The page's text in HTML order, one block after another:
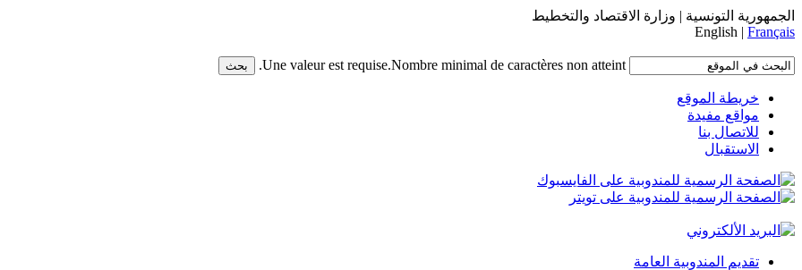
الجمهورية التونسية | وزارة الاقتصاد والتخطيط
English | Français
Une valeur est requise.Nombre minimal de caractères non atteint.
خريطة الموقع
مواقع مفيدة
للاتصال بنا
الاستقبال
تقديم المندوبية العامة